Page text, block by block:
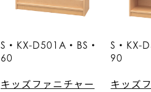
S・KX-D501A・BS・
60
キッズファニチャー
S・KX-
90
キッズ